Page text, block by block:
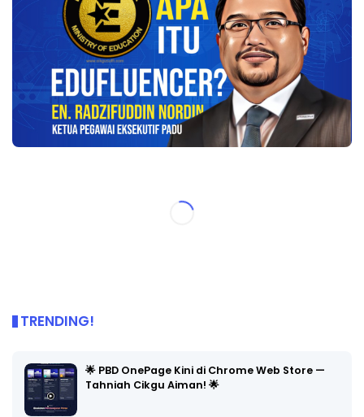
TRENDING!
🌟 PBD OnePage Kini di Chrome Web Store —
Tahniah Cikgu Aiman! 🌟